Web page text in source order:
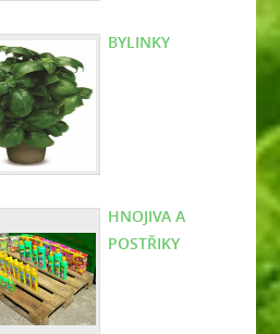
BYLINKY
HNOJIVA A
POSTŘIKY